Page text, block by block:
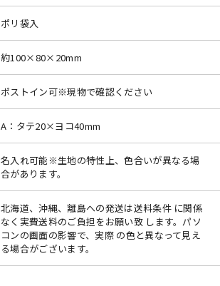
ポリ袋入
約100×80×20mm
ポストイン可※現物で確認ください
A：タテ20×ヨコ40mm
名入れ可能※生地の特性上、色合いが異なる場
合があります。
北海道、沖縄、離島への発送は送料条件 に関係
なく実費送料のご負担をお願い致 します。パソ
コンの画面の影響で、実際 の色と異なって見え
る場合がございます。